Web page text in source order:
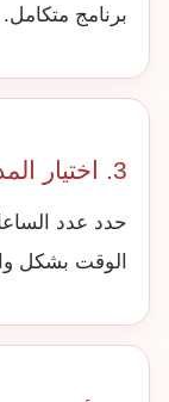
برنامج متكامل.
3. اختيار المدة
حدد عدد
الوقت بشكل